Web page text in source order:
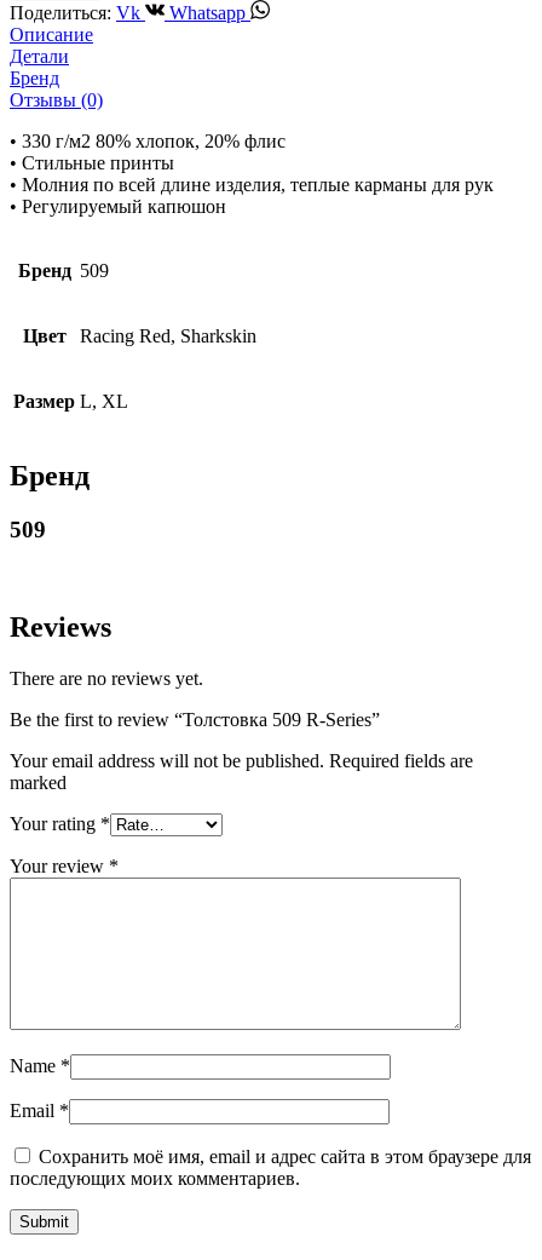
Поделиться: Vk
Whatsapp
Описание
Детали
Бренд
Отзывы (0)
• 330 г/м2 80% хлопок, 20% флис
• Стильные принты
• Молния по всей длине изделия, теплые карманы для рук
• Регулируемый капюшон
Бренд 509
Цвет Racing Red, Shаrkskin
Размер L, XL
Бренд
509
Reviews
There are no reviews yet.
Be the first to review “Толстовка 509 R-Series”
Your email address will not be published. Required fields are
marked
Your rating *
Your review *
Name *
Email *
Сохранить моё имя, email и адрес сайта в этом браузере для
последующих моих комментариев.